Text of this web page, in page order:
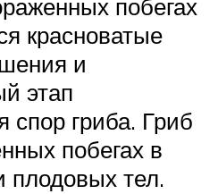
побегах
красноватые
и
этап
спор гриба. Гриб
побегах в
плодовых тел.